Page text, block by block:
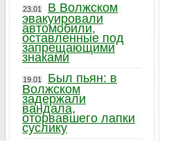
23.01
В Волжском
эвакуировали
автомобили,
оставленные под
запрещающими
знаками
19.01
Был пьян: в
Волжском
задержали
вандала,
оторвавшего лапки
суслику